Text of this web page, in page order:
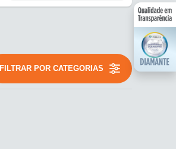
FILTRAR POR CATEGORIAS